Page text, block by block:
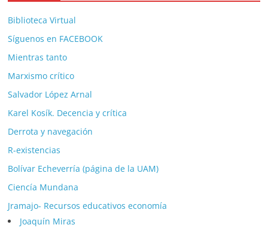
Biblioteca Virtual
Síguenos en FACEBOOK
Mientras tanto
Marxismo crítico
Salvador López Arnal
Karel Kosík. Decencia y crítica
Derrota y navegación
R-existencias
Bolívar Echeverría (página de la UAM)
Ciencía Mundana
Jramajo- Recursos educativos economía
Joaquín Miras